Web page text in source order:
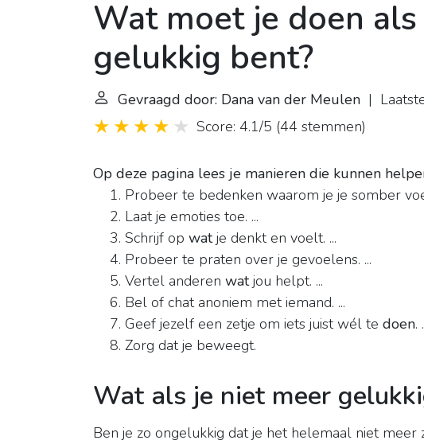
Wat moet je doen
gelukkig bent?
Gevraagd door: Dana van der Meulen |
Score: 4.1/5 (44 stemmen)
Op deze pagina lees je manieren die kunnen
Probeer te bedenken waarom je je somber
Laat je emoties toe. ...
Schrijf op watje denkt en voelt. ...
Probeer te praten over je gevoelens. ...
Vertel anderen watjou helpt. ...
Bel of chat anoniem met iemand. ...
Geef jezelf een zetje om iets juist wél te doen.
Zorg dat je beweegt.
Wat als je niet meer
Ben je zo ongelukkig dat je het helemaal niet meer